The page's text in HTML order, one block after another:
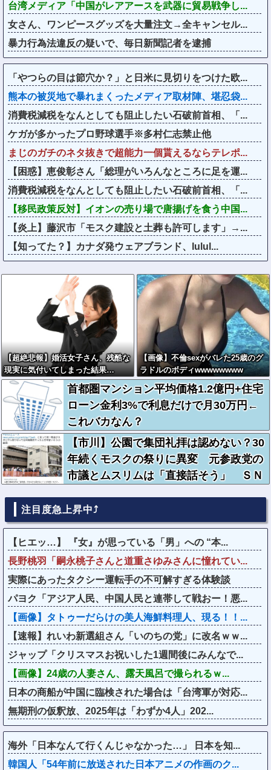
台湾メディア「中国がレアアースを武器に貿易戦争し...
女さん、ワンピースグッズを大量注文→全キャンセル...
暴力行為法違反の疑いで、毎日新聞記者を逮捕
「やつらの目は節穴か？」と日米に見切りをつけた欧...
熊本の被災地で暴れまくったメディア取材陣、堪忍袋...
消費税減税をなんとしても阻止したい石破前首相、「...
ケガが多かったプロ野球選手※多村仁志禁止他
まじのガチのネタ抜きで超能力一個貰えるならテレポ...
【困惑】恵俊彰さん「総理がいろんなところに足を運...
消費税減税をなんとしても阻止したい石破前首相、「...
【移民政策反対】イオンの売り場で唐揚げを食う中国...
【炎上】藤沢市「モスク建設と土葬も許可します」→...
【知ってた？】カナダ発ウェアブランド、lulul...
【超絶悲報】婚活女子さん、残酷な
現実に気付いてしまった結果…
【画像】不倫sexがバレた25歳のグ
ラドルのボディwwwwwwww
首都圏マンション平均価格1.2億円+住宅
ローン金利3%で利息だけで月30万円←
これバカなん？
【市川】公園で集団礼拝は認めない？30
年続くモスクの祭りに異変 元参政党の
市議とムスリムは「直接話そう」 ＳＮ
注目度急上昇中⤴
【ヒエッ…】 『女』が思っている「男」への “本...
長野桃羽「嗣永桃子さんと道重さゆみさんに憧れてい...
実際にあったタクシー運転手の不可解すぎる体験談
パヨク「アジア人民、中国人民と連帯して戦おー！悪...
【画像】タトゥーだらけの美人海鮮料理人、現る！！...
【速報】れいわ新選組さん「いのちの党」に改名ｗｗ...
ジャップ「クリスマスお祝いした1週間後にみんなで...
【画像】24歳の人妻さん、露天風呂で撮られるｗ...
日本の商船が中国に臨検された場合は「台湾軍が対応...
無期刑の仮釈放、2025年は「わずか4人」202...
海外「日本なんて行くんじゃなかった…」 日本を知...
韓国人「54年前に放送された日本アニメの作画のク...